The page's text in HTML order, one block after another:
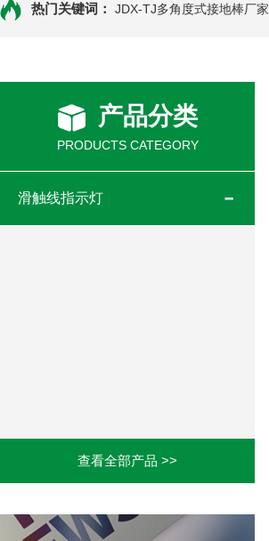
热门关键词： JDX-TJ多角度式接地棒厂家
产品分类
PRODUCTS CATEGORY
滑触线指示灯
查看全部产品 >>